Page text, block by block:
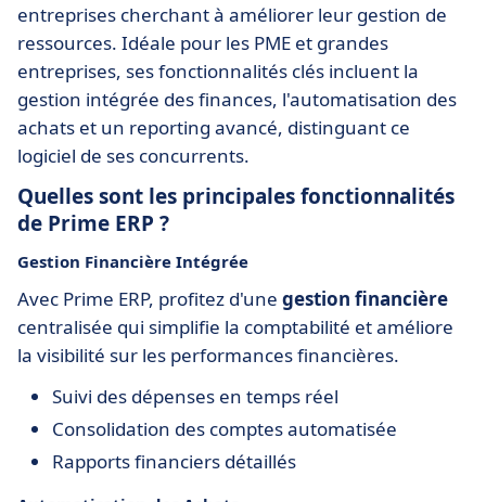
entreprises cherchant à améliorer leur gestion de
ressources. Idéale pour les PME et grandes
entreprises, ses fonctionnalités clés incluent la
gestion intégrée des finances, l'automatisation des
achats et un reporting avancé, distinguant ce
logiciel de ses concurrents.
Quelles sont les principales fonctionnalités
de Prime ERP ?
Gestion Financière Intégrée
Avec Prime ERP, profitez d'une gestion financière
centralisée qui simplifie la comptabilité et améliore
la visibilité sur les performances financières.
Suivi des dépenses en temps réel
Consolidation des comptes automatisée
Rapports financiers détaillés